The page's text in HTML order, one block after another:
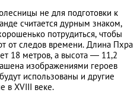
не для подготовки к
считается дурным знаком,
потрудиться, чтобы
от следов времени. Длина Пхра
18 метров, а высота — 11,2
изображениями героев
использованы и другие
в XVIII веке.